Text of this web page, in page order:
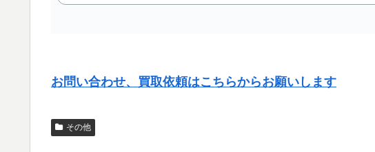
お問い合わせ、買取依頼はこちらからお願いします
その他